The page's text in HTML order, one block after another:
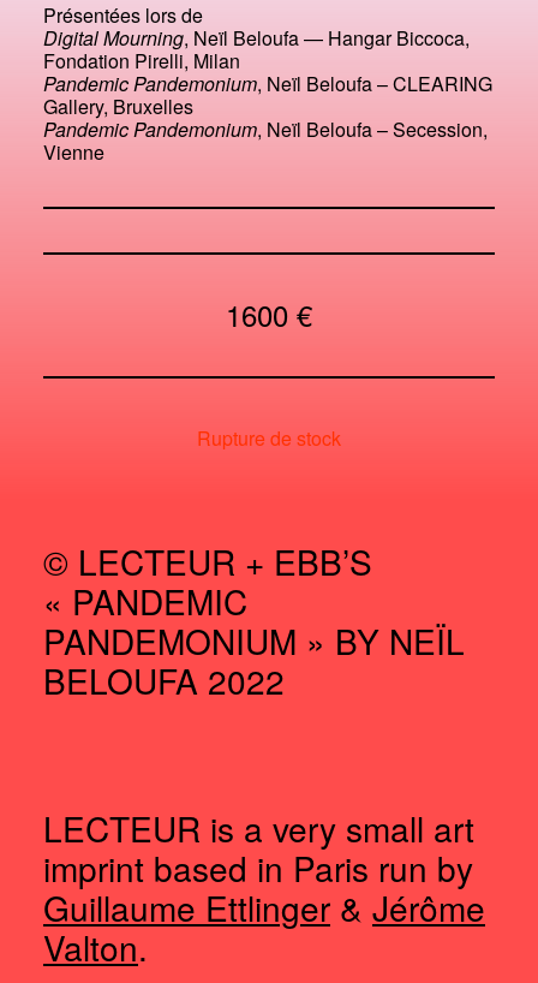
Présentées lors de
Digital Mourning, Neïl Beloufa — Hangar Biccoca,
Fondation Pirelli, Milan
Pandemic Pandemonium, Neïl Beloufa – CLEARING
Gallery, Bruxelles
Pandemic Pandemonium, Neïl Beloufa – Secession,
Vienne
1600 €
Rupture de stock
© LECTEUR + EBB’S
« PANDEMIC
PANDEMONIUM » BY NEÏL
BELOUFA 2022
LECTEUR is a very small art
imprint based in Paris run by
Guillaume Ettlinger & Jérôme
Valton.